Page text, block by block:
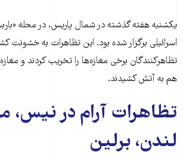
یکشنبه هفته گذشته در شمال پاریس، در محله
اسرائیلی برگزار شده بود. این تظاهرات به خشونت
تظاهرکنندگان برخی مغازه‌ها را تخریب کردند و
هم به آتش کشیدند.
تظاهرات آرام در نیس،
لندن، برلین